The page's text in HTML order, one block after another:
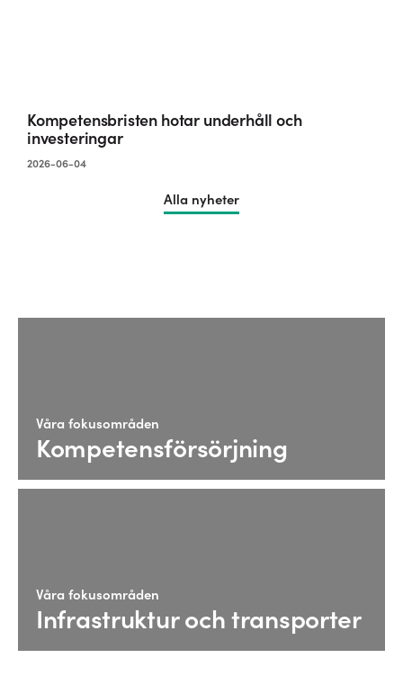
Kompetensbristen hotar underhåll och
investeringar
2026-06-04
Alla nyheter
Våra fokusområden
Kompetensförsörjning
Våra fokusområden
Infrastruktur och transporter